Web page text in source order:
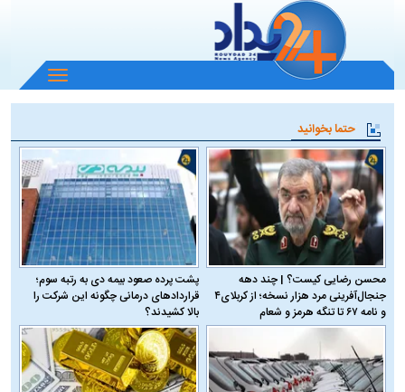
باز
و
منو
حتما بخوانید
محسن رضایی کیست؟ | چند دهه
جنجال‌آفرینی مرد هزار نسخه؛ از کربلای۴
و نامه ۶۷ تا تنگه هرمز و شعام
پشت پرده صعود بیمه دی به رتبه سوم؛
قراردادهای درمانی چگونه این شرکت را
بالا کشیدند؟